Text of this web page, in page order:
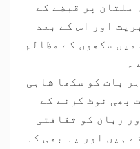
ملتان پر قبضے کے
اور اس کے بعد
سکھوں کے مظالم
۔
بات کو سکھا شاہی
بھی نوٹ کرنے کے
زبان کو ثقافتی
ہیں اور یہ بھی کہ